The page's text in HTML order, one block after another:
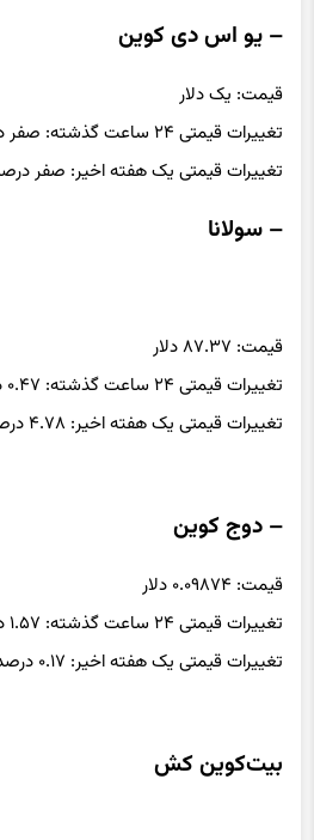
– یو اس دی کوین
قیمت: یک دلار
تغییرات قیمتی ۲۴ ساعت گذشته: صفر درصد کاهش
تغییرات قیمتی یک هفته اخیر: صفر
– سولانا
قیمت: ۸۷.۳۷ دلار
تغییرات قیمتی ۲۴ ساعت گذشته: ۰.۴۷ درصد کاهش
تغییرات قیمتی یک هفته اخیر: ۴.۷۸ درصد افزایش
– دوج کوین
قیمت: ۰.۰۹۸۷۴ دلار
تغییرات قیمتی ۲۴ ساعت گذشته: ۱.۵۷ درصد کاهش
تغییرات قیمتی یک هفته اخیر: ۰.۱۷ درصد کاهش
بیت‌کوین کش